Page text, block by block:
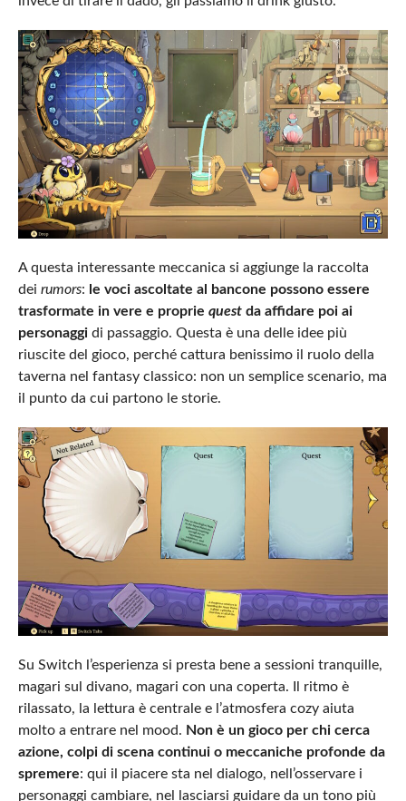
A questa interessante meccanica si aggiunge la raccolta
dei rumors: le voci ascoltate al bancone possono essere
trasformate in vere e proprie quest da affidare poi ai
personaggidi passaggio. Questa è una delle idee più
riuscite del gioco, perché cattura benissimo il ruolo della
taverna nel fantasy classico: non un semplice scenario, ma
il punto da cui partono le storie.
Su Switch l’esperienza si presta bene a sessioni tranquille,
magari sul divano, magari con una coperta. Il ritmo è
rilassato, la lettura è centrale e l’atmosfera cozy aiuta
molto a entrare nel mood. Non è un gioco per chi cerca
azione, colpi di scena continui o meccaniche profonde da
spremere: qui il piacere sta nel dialogo, nell’osservare i
personaggi cambiare, nel lasciarsi guidare da un tono più